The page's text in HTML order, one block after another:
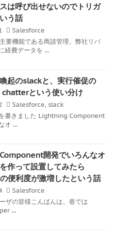
は呼び出せないのでトリガ
う話
Salesforce
要機能である商談管理。弊社リバ
経費データを ...
起のslackと、実行催促の
という使い分け
Salesforce, slack
書きました Lightning Component
オ ...
開発でいろんなオ
作って設置してみたら
便利度が激増したという話
Salesforce
ザの皆様こんばんは。巷では
...